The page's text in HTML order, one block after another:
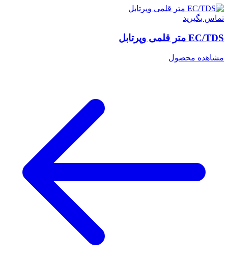
تماس بگیرید
EC/TDS متر قلمی وپرتابل
مشاهده محصول